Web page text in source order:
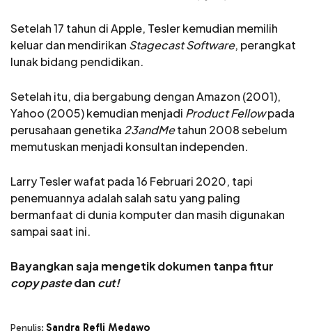
Setelah 17 tahun di Apple, Tesler kemudian memilih
keluar dan mendirikan Stagecast Software, perangkat
lunak bidang pendidikan.
Setelah itu, dia bergabung dengan Amazon (2001),
Yahoo (2005) kemudian menjadi Product Fellowpada
perusahaan genetika 23andMetahun 2008 sebelum
memutuskan menjadi konsultan independen.
Larry Tesler wafat pada 16 Februari 2020, tapi
penemuannya adalah salah satu yang paling
bermanfaat di dunia komputer dan masih digunakan
sampai saat ini.
Bayangkan saja mengetik dokumen tanpa fitur
copy pastedan cut!
Penulis: Sandra Refli Medawo